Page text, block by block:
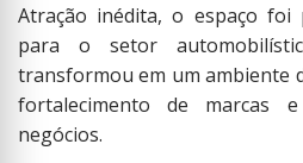
Atração inédita, o espaço foi
para o setor
transformou em um ambiente
fortalecimento de marcas
negócios.